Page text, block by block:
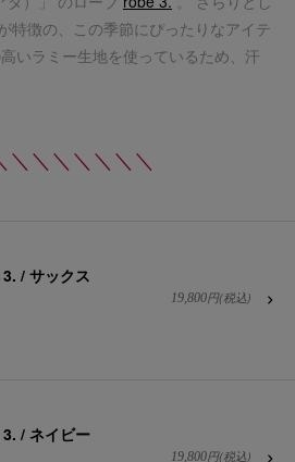
特徴の、この季節にぴったりなアイテ
いラミー生地を使っているため、汗
＼＼＼＼＼＼＼
/ サックス
19,800円(税込)
/ ネイビー
19,800円(税込)